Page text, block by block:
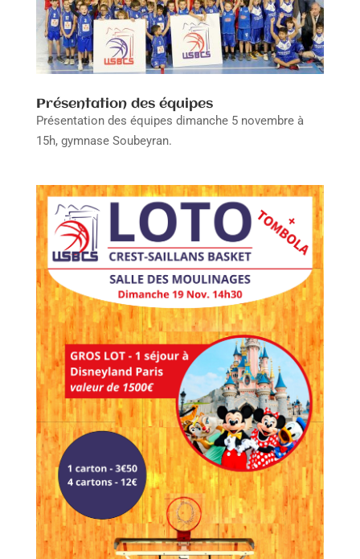
Présentation des équipes
Présentation des équipes dimanche 5 novembre à
15h, gymnase Soubeyran.